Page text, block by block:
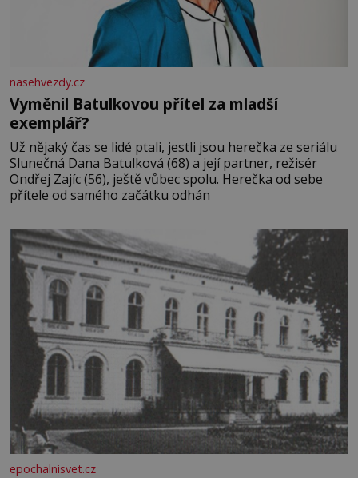
nasehvezdy.cz
Vyměnil Batulkovou přítel za mladší
exemplář?
Už nějaký čas se lidé ptali, jestli jsou herečka ze seriálu
Slunečná Dana Batulková (68) a její partner, režisér
Ondřej Zajíc (56), ještě vůbec spolu. Herečka od sebe
přítele od samého začátku odhán
epochalnisvet.cz